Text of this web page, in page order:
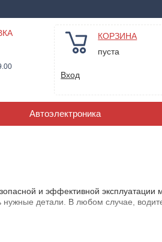
КОРЗИНА
пуста
Вход
Автоэлектроника
и эффективной
нужные детали. В любом случае,
славится своей проходимостью и